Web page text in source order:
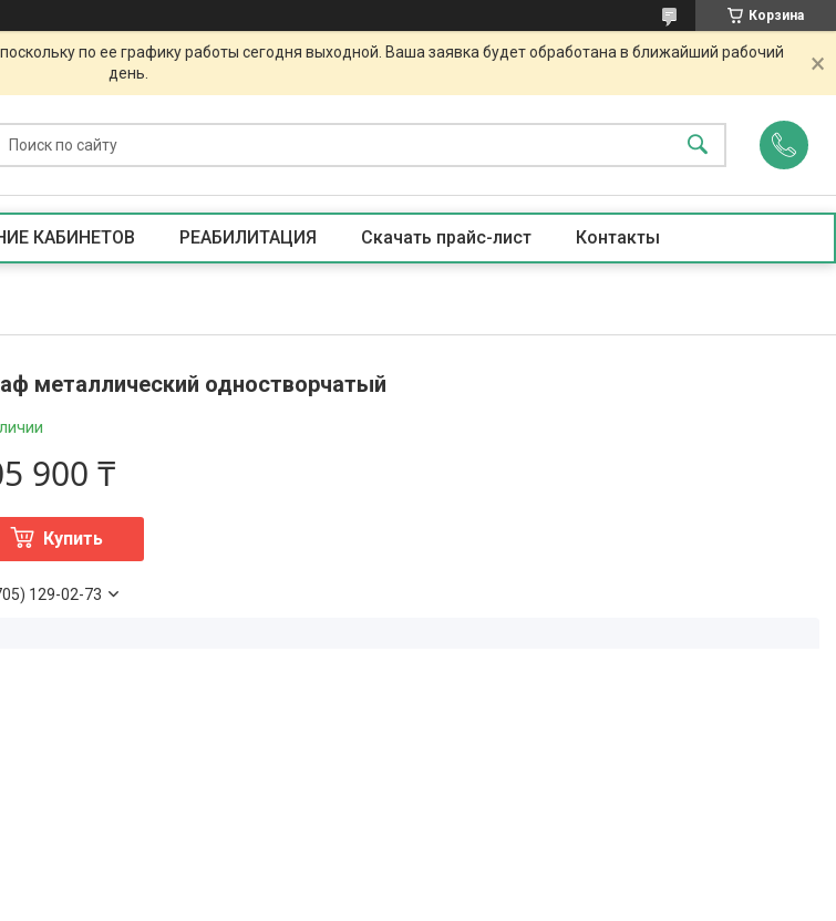
Корзина
по ее графику работы сегодня выходной. Ваша заявка будет обработана в ближайший рабочий
день.
КАБИНЕТОВ РЕАБИЛИТАЦИЯ Скачать прайс-лист Контакты
металлический одностворчатый
900 ₸
Купить
129-02-73